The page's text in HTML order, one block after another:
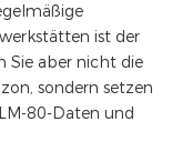
ist der
Sie aber nicht die
sondern setzen
80-Daten und